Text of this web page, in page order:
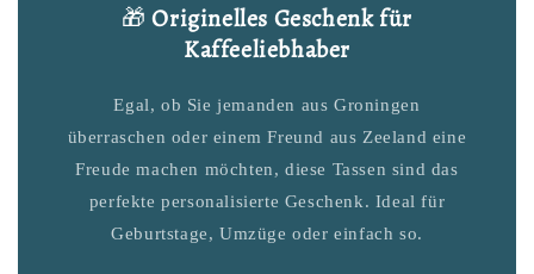
🎁Originelles Geschenk für
Kaffeeliebhaber
Egal, ob Sie jemanden aus Groningen
überraschen oder einem Freund aus Zeeland eine
Freude machen möchten, diese Tassen sind das
perfekte personalisierte Geschenk. Ideal für
Geburtstage, Umzüge oder einfach so.